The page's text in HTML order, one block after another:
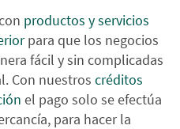
productos y servicios
para que los negocios
fácil y sin complicadas
Con nuestros créditos
el pago solo se efectúa
para hacer la